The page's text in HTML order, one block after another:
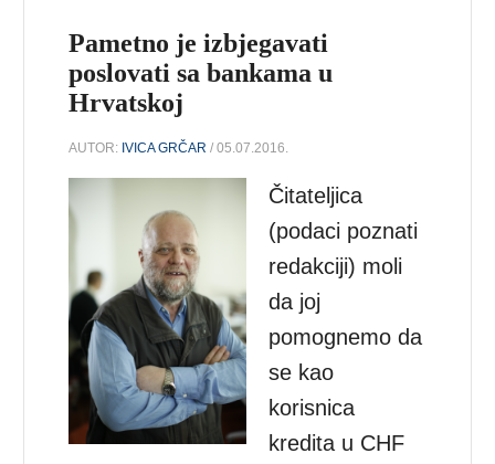
Pametno je izbjegavati
poslovati sa bankama u
Hrvatskoj
AUTOR: IVICA GRČAR / 05.07.2016.
Čitateljica
(podaci poznati
redakciji) moli
da joj
pomognemo da
se kao
korisnica
kredita u CHF